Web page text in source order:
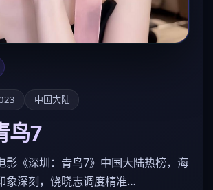
中国大陆
鸟7
影《深圳：青鸟7》中国大陆热榜，海
象深刻，饶晓志调度精准…